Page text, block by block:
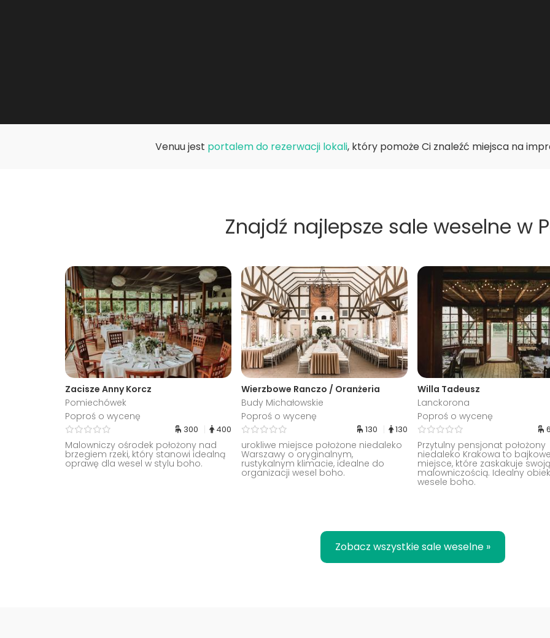
Venuu jest portalem do rezerwacji lokali, który pomoże Ci znaleźć miejsca na
Znajdź najlepsze sale weselne w
Zacisze Anny Korcz
Pomiechówek
Poproś o wycenę
300 400
Malowniczy ośrodek położony nad
brzegiem rzeki, który stanowi idealną
oprawę dla wesel w stylu boho.
Wierzbowe Ranczo / Oranżeria
Budy Michałowskie
Poproś o wycenę
130 130
urokliwe miejsce położone niedaleko
Warszawy o oryginalnym,
rustykalnym klimacie, idealne do
organizacji wesel boho.
Willa Tadeusz
Lanckorona
Poproś o wycenę
Przytulny pensjonat położony
niedaleko Krakowa to bajkowe
miejsce, które zaskakuje swoją
malowniczością. Idealny
wesele boho.
Zobacz wszystkie sale weselne »